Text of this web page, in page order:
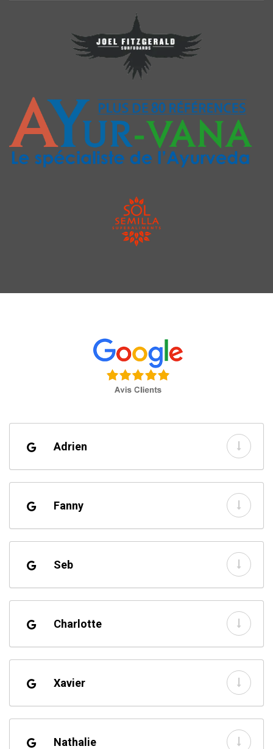
Adrien
Fanny
Seb
Charlotte
Xavier
Nathalie